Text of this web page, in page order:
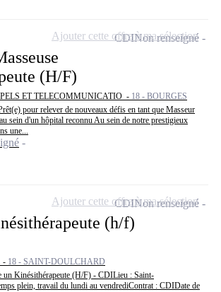
(H/F)
ET TELECOMMUNICATIO - 18 - BOURGES
pour relever de nouveaux défis en tant que Masseur
sein d'un hôpital reconnu Au sein de notre prestigieux
une...
CDINon renseigné
Ajouter cette offre à ma sélection
(h/f)
- 18 - SAINT-DOULCHARD
un Kinésithérapeute (H/F) - CDILieu : Saint-
plein, travail du lundi au vendrediContrat : CDIDate de
CDINon renseigné
Ajouter cette offre à ma sélection